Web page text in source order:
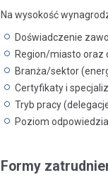
Na wysokość
Doświadczenie
Region/miasto oraz
Branża/sektor
Certyfikaty i
Tryb pracy
Poziom
Formy